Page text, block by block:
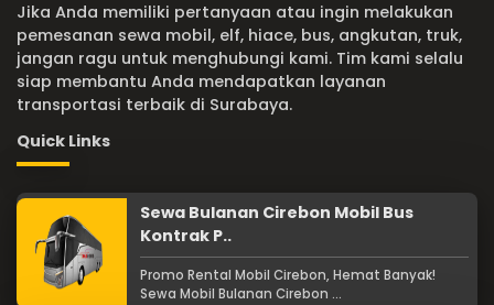
Jika Anda memiliki pertanyaan atau ingin melakukan
pemesanan sewa mobil, elf, hiace, bus, angkutan, truk,
jangan ragu untuk menghubungi kami. Tim kami selalu
siap membantu Anda mendapatkan layanan
transportasi terbaik di Surabaya.
Quick Links
Sewa Bulanan Cirebon Mobil Bus
Kontrak P..
Promo Rental Mobil Cirebon, Hemat Banyak!
Sewa Mobil Bulanan Cirebon ...